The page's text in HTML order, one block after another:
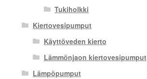
Tukiholkki
Kiertovesipumput
Käyttöveden kierto
Lämmönjaon kiertovesipumput
Lämpöpumput